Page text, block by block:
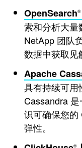
OpenSearch®
索和分析大量
NetApp 团队
数据中获取见
Apache
具有持续可用
Cassandra
识可确保您的
弹性。
®